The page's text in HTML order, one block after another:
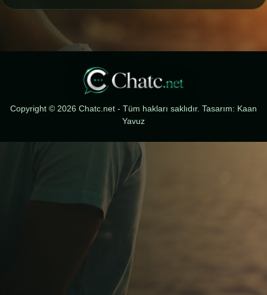
Copyright © 2026 Chatc.net - Tüm hakları saklıdır. Tasarım: Kaan
Yavuz